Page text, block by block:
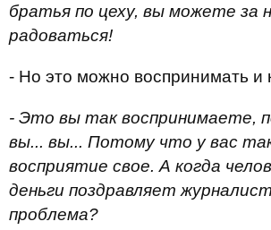
братья по цеху, вы можете за
радоваться!
- Но это можно воспринимать и
- Это вы так воспринимаете,
вы... вы... Потому что у вас
восприятие свое. А когда
деньги поздравляет
проблема?